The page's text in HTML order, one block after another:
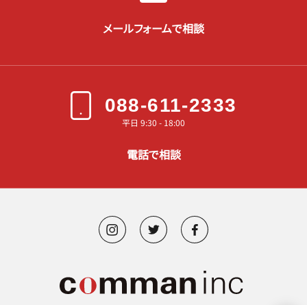
メールフォームで相談
088-611-2333
平日 9:30 - 18:00
電話で相談